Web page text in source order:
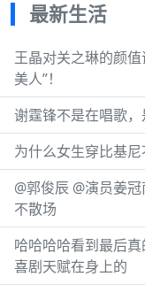
最新生活
王晶对关之琳的颜
美人”！
谢霆锋不是在唱歌
为什么女生穿比基
@郭俊辰 @演员姜
不散场
哈哈哈哈看到最后
喜剧天赋在身上的